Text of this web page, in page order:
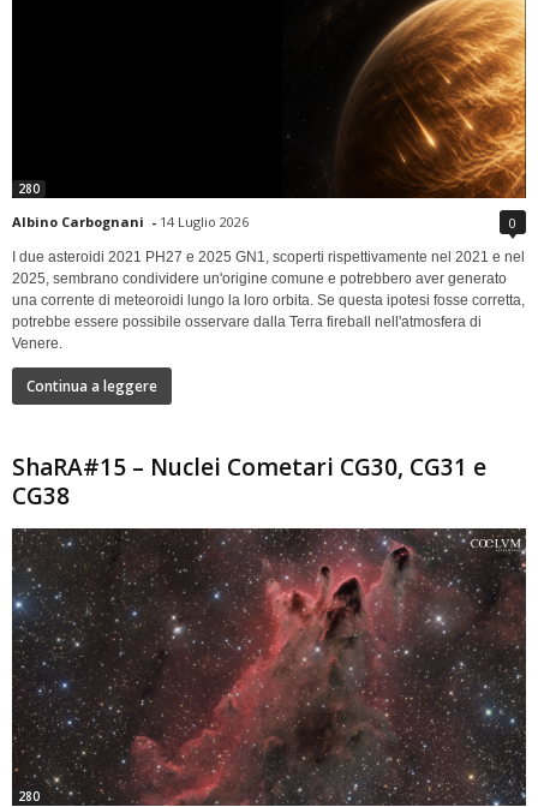
280
Albino Carbognani - 14 Luglio 2026 0
I due asteroidi 2021 PH27 e 2025 GN1, scoperti rispettivamente nel 2021 e nel
2025, sembrano condividere un'origine comune e potrebbero aver generato
una corrente di meteoroidi lungo la loro orbita. Se questa ipotesi fosse corretta,
potrebbe essere possibile osservare dalla Terra fireball nell'atmosfera di
Venere.
Continua a leggere
ShaRA#15 – Nuclei Cometari CG30, CG31 e
CG38
280